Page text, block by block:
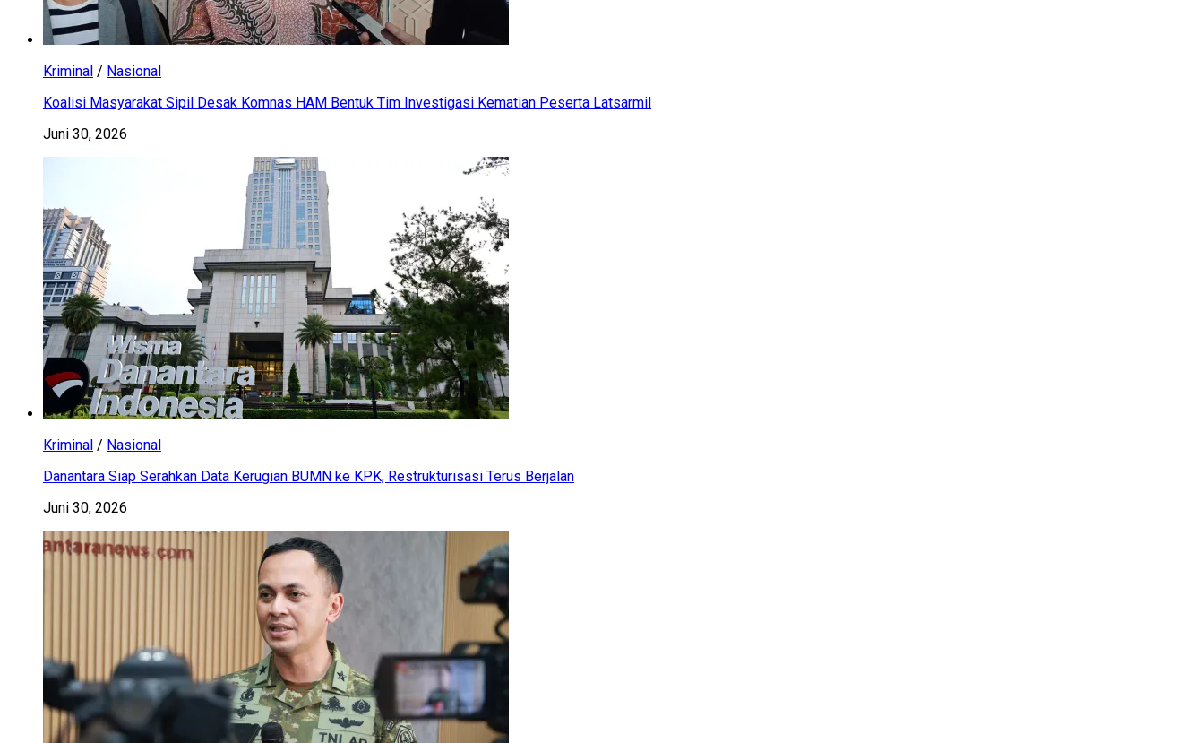
Kriminal / Nasional
Koalisi Masyarakat Sipil Desak Komnas HAM Bentuk Tim Investigasi Kematian Peserta Latsarmil
Juni 30, 2026
Kriminal / Nasional
Danantara Siap Serahkan Data Kerugian BUMN ke KPK, Restrukturisasi Terus Berjalan
Juni 30, 2026